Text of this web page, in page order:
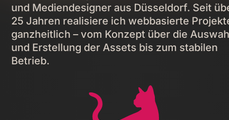
und Mediendesigner aus Düsseldorf. Seit
25 Jahren realisiere ich webbasierte
ganzheitlich – vom Konzept über die
und Erstellung der Assets bis zum stabilen
Betrieb.